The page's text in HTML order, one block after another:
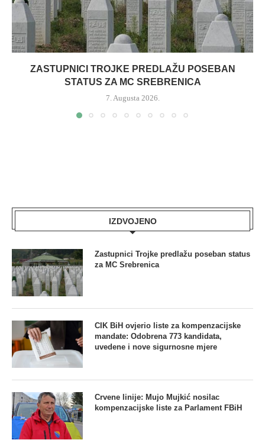
ZASTUPNICI TROJKE PREDLAŽU POSEBAN
STATUS ZA MC SREBRENICA
7. Augusta 2026.
IZDVOJENO
Zastupnici Trojke predlažu poseban status
za MC Srebrenica
CIK BiH ovjerio liste za kompenzacijske
mandate: Odobrena 773 kandidata,
uvedene i nove sigurnosne mjere
Crvene linije: Mujo Mujkić nosilac
kompenzacijske liste za Parlament FBiH